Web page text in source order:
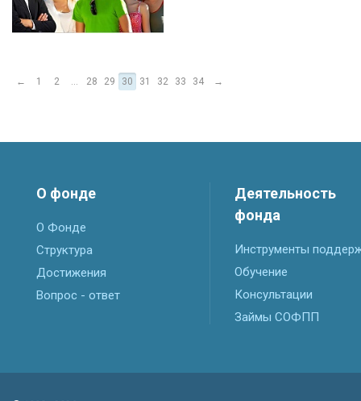
← 1 2 ... 28 29 30 31 32 33 34 →
О фонде
О Фонде
Структура
Достижения
Вопрос - ответ
Деятельность
фонда
Инструменты
Обучение
Консультации
Займы СОФПП